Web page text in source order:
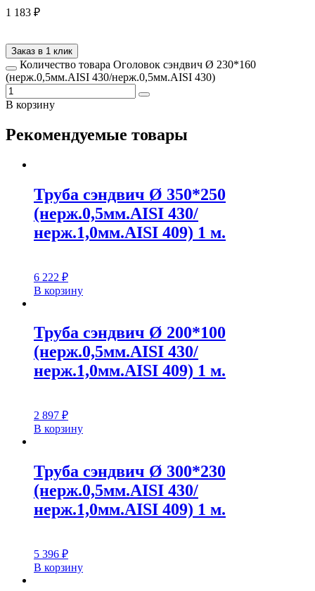
1 183 ₽
Заказ в 1 клик
Количество товара Оголовок сэндвич Ø 230*160
(нерж.0,5мм.AISI 430/нерж.0,5мм.AISI 430)
В корзину
Рекомендуемые товары
Труба сэндвич Ø 350*250
(нерж.0,5мм.AISI 430/
нерж.1,0мм.AISI 409) 1 м.
6 222 ₽
В корзину
Труба сэндвич Ø 200*100
(нерж.0,5мм.AISI 430/
нерж.1,0мм.AISI 409) 1 м.
2 897 ₽
В корзину
Труба сэндвич Ø 300*230
(нерж.0,5мм.AISI 430/
нерж.1,0мм.AISI 409) 1 м.
5 396 ₽
В корзину